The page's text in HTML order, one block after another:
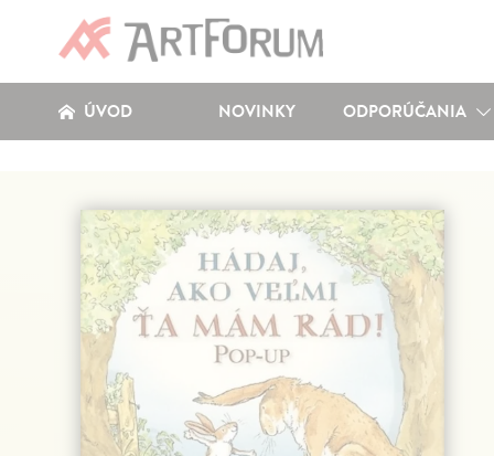
ÚVOD NOVINKY ODPORÚČANIA